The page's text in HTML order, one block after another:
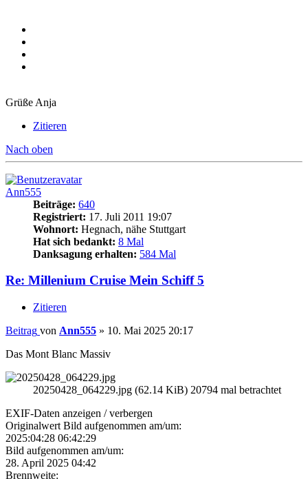
Grüße Anja
Zitieren
Nach oben
Ann555
Beiträge: 640
Registriert: 17. Juli 2011 19:07
Wohnort: Hegnach, nähe Stuttgart
Hat sich bedankt: 8 Mal
Danksagung erhalten: 584 Mal
Re: Millenium Cruise Mein Schiff 5
Zitieren
Beitrag von Ann555 » 10. Mai 2025 20:17
Das Mont Blanc Massiv
20250428_064229.jpg (62.14 KiB) 20794 mal betrachtet
EXIF-Daten anzeigen / verbergen
Originalwert Bild aufgenommen am/um:
2025:04:28 06:42:29
Bild aufgenommen am/um:
28. April 2025 04:42
Brennweite: